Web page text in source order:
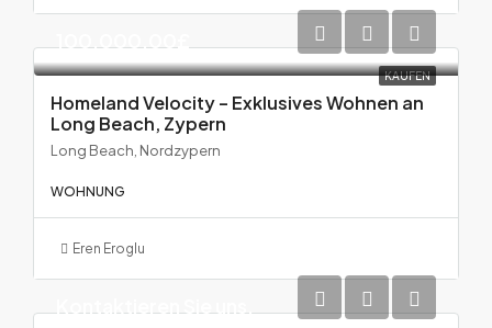
KAUFEN
Homeland Velocity – Exklusives Wohnen an
Long Beach, Zypern
Long Beach, Nordzypern
WOHNUNG
Eren Eroglu